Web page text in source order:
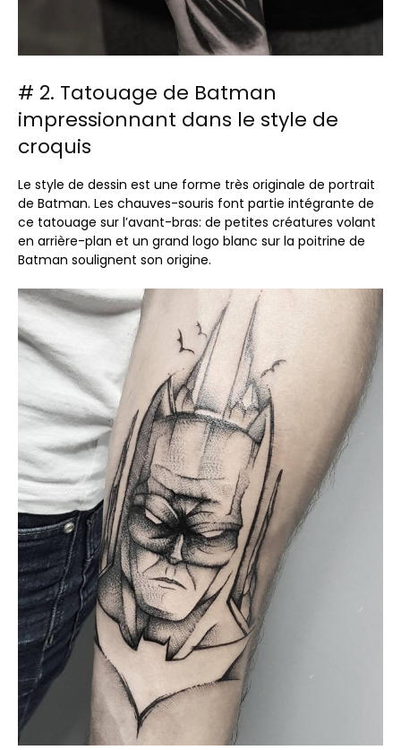
# 2. Tatouage de Batman
impressionnant dans le style de
croquis
Le style de dessin est une forme très originale de portrait
de Batman. Les chauves-souris font partie intégrante de
ce tatouage sur l’avant-bras: de petites créatures volant
en arrière-plan et un grand logo blanc sur la poitrine de
Batman soulignent son origine.